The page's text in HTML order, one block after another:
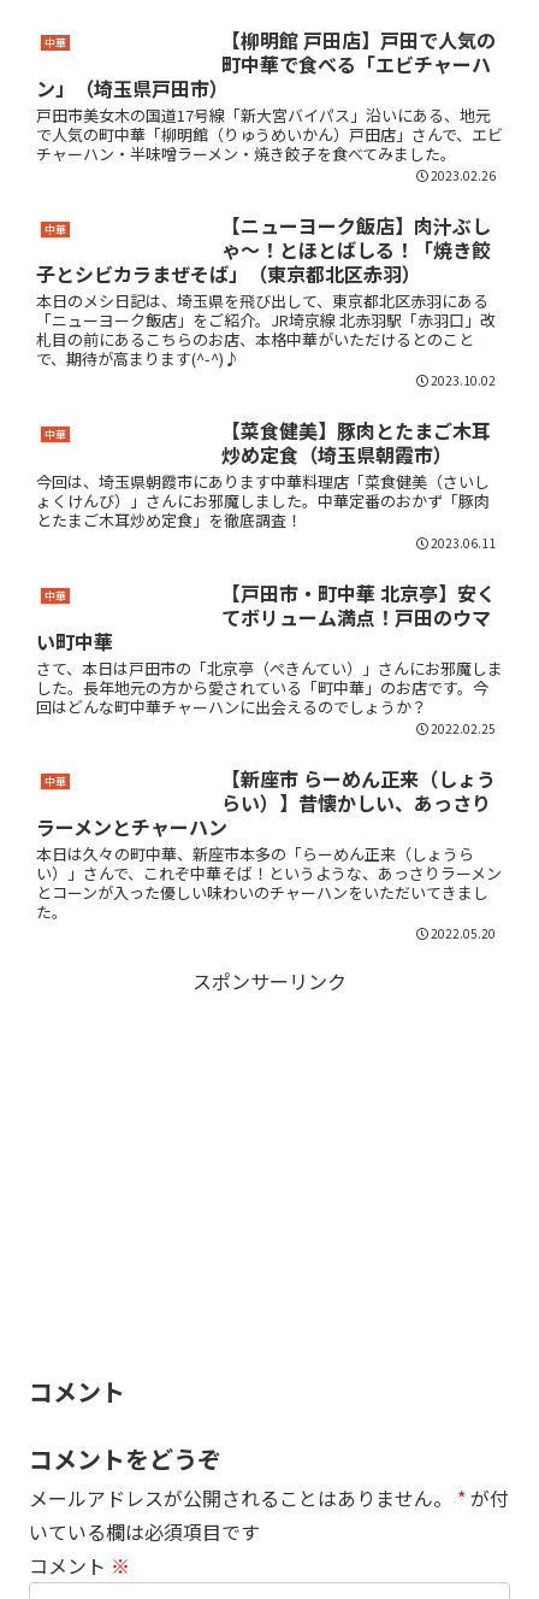
中華
【柳明館 戸田店】戸田で人気の
町中華で食べる「エビチャーハ
ン」（埼玉県戸田市）
戸田市美女木の国道17号線「新大宮バイパス」沿いにある、地元
で人気の町中華「柳明館（りゅうめいかん）戸田店」さんで、エビ
チャーハン・半味噌ラーメン・焼き餃子を食べてみました。
2023.02.26
中華
【ニューヨーク飯店】肉汁ぶし
ゃ～！とほとばしる！「焼き餃
子とシビカラまぜそば」（東京都北区赤羽）
本日のメシ日記は、埼玉県を飛び出して、東京都北区赤羽にある
「ニューヨーク飯店」をご紹介。JR埼京線 北赤羽駅「赤羽口」改
札目の前にあるこちらのお店、本格中華がいただけるとのこと
で、期待が高まります(^-^)♪
2023.10.02
中華
【菜食健美】豚肉とたまご木耳
炒め定食（埼玉県朝霞市）
今回は、埼玉県朝霞市にあります中華料理店「菜食健美（さいし
ょくけんび）」さんにお邪魔しました。中華定番のおかず「豚肉
とたまご木耳炒め定食」を徹底調査！
2023.06.11
中華
【戸田市・町中華 北京亭】安く
てボリューム満点！戸田のウマ
い町中華
さて、本日は戸田市の「北京亭（ぺきんてい）」さんにお邪魔しま
した。長年地元の方から愛されている「町中華」のお店です。今
回はどんな町中華チャーハンに出会えるのでしょうか？
2022.02.25
中華
【新座市 らーめん正来（しょう
らい）】昔懐かしい、あっさり
ラーメンとチャーハン
本日は久々の町中華、新座市本多の「らーめん正来（しょうら
い）」さんで、これぞ中華そば！というような、あっさりラーメン
とコーンが入った優しい味わいのチャーハンをいただいてきまし
た。
2022.05.20
スポンサーリンク
コメント
コメントをどうぞ
メールアドレスが公開されることはありません。 *が付
いている欄は必須項目です
コメント ※